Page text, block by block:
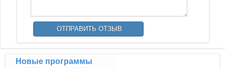
Новые программы